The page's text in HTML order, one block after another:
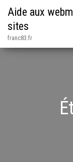
Aide aux
sites
franc83.fr